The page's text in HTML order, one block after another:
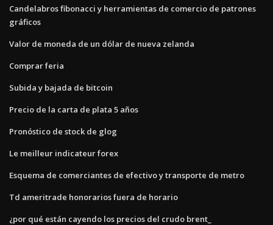
Candelabros fibonacci y herramientas de comercio de patrones
gráficos
Valor de moneda de un dólar de nueva zelanda
Comprar feria
Subida y bajada de bitcoin
Precio de la carta de plata 5 años
Pronóstico de stock de glog
Le meilleur indicateur forex
Esquema de comerciantes de efectivo y transporte de metro
Td ameritrade honorarios fuera de horario
¿por qué están cayendo los precios del crudo brent_